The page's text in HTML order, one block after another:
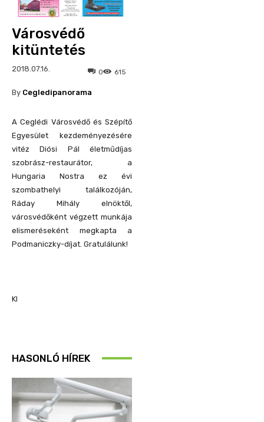
Városvédő
kitüntetés
2018.07.16. 615
0
By Cegledipanorama
A Ceglédi Városvédő és Szépítő
Egyesület kezdeményezésére
vitéz Diósi Pál életműdíjas
szobrász-restaurátor, a
Hungaria Nostra ez évi
szombathelyi találkozóján,
Ráday Mihály elnöktől,
városvédőként végzett munkája
elismeréseként megkapta a
Podmaniczky-díjat. Gratulálunk!
KI
HASONLÓ HÍREK